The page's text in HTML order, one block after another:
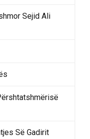
Sejid Ali
Së Gadirit